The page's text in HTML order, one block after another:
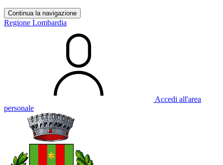
Continua la navigazione
Regione Lombardia
Accedi all'area
personale